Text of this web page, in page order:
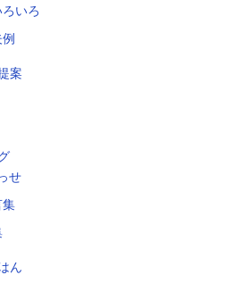
いろ
案
せ
集
ん